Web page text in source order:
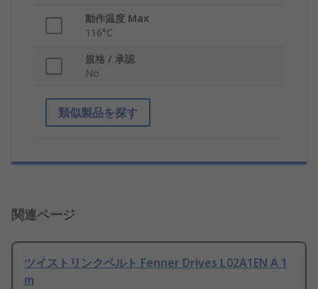
動作温度 Max
116°C
規格 / 承認
No
類似製品を探す
関連ページ
ツイストリンクベルト Fenner Drives L02A1EN A 1
m